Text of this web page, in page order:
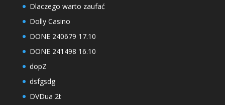
Dlaczego warto zaufać
Dolly Casino
DONE 240679 17.10
DONE 241498 16.10
dopZ
dsfgsdg
DVDua 2t